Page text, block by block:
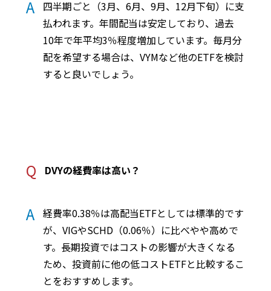
A
四半期ごと（3月、6月、9月、12月下旬）に支
払われます。年間配当は安定しており、過去
10年で年平均3％程度増加しています。毎月分
配を希望する場合は、VYMなど他のETFを検討
すると良いでしょう。
Q DVYの経費率は高い？
A 経費率0.38％は高配当ETFとしては標準的です
が、VIGやSCHD（0.06％）に比べやや高めで
す。長期投資ではコストの影響が大きくなる
ため、投資前に他の低コストETFと比較するこ
とをおすすめします。